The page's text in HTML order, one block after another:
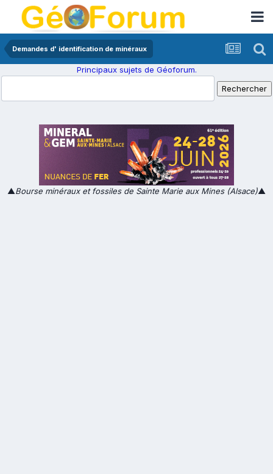
Demandes d' identification de minéraux
Principaux sujets de Géoforum.
▲Bourse minéraux et fossiles de Sainte Marie aux Mines (Alsace)▲